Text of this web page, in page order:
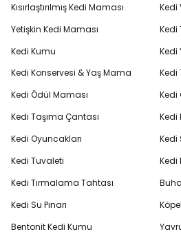
Kısırlaştırılmış Kedi Maması
Yetişkin Kedi Maması
Kedi Kumu
Kedi Konservesi & Yaş Mama
Kedi Ödül Maması
Kedi Taşıma Çantası
Kedi Oyuncakları
Kedi Tuvaleti
Kedi Tırmalama Tahtası
Kedi Su Pınarı
Bentonit Kedi Kumu
Kedi
Kedi
Kedi
Kedi
Kedi
Kedi
Kedi
Kedi